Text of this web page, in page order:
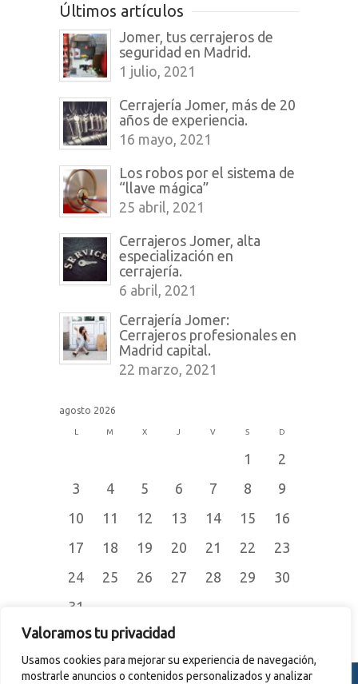
Valoramos tu privacidad
Usamos cookies para mejorar su experiencia de navegación,
mostrarle anuncios o contenidos personalizados y analizar
Últimos artículos
Jomer, tus cerrajeros de
seguridad en Madrid.
1 julio, 2021
Cerrajería Jomer, más de 20
años de experiencia.
16 mayo, 2021
Los robos por el sistema de
“llave mágica”
25 abril, 2021
Cerrajeros Jomer, alta
especialización en
cerrajería.
6 abril, 2021
Cerrajería Jomer:
Cerrajeros profesionales en
Madrid capital.
22 marzo, 2021
agosto 2026
L M X J V S D
1
2
3
4 5 6 7 8
9
10
11 12 13 14 15
16
17
18 19 20 21 22
23
24
25 26 27 28 29
30
31
« Jul